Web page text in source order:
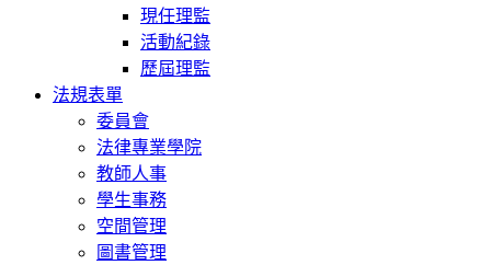
現任理監
活動紀錄
歷屆理監
法規表單
委員會
法律專業學院
教師人事
學生事務
空間管理
圖書管理